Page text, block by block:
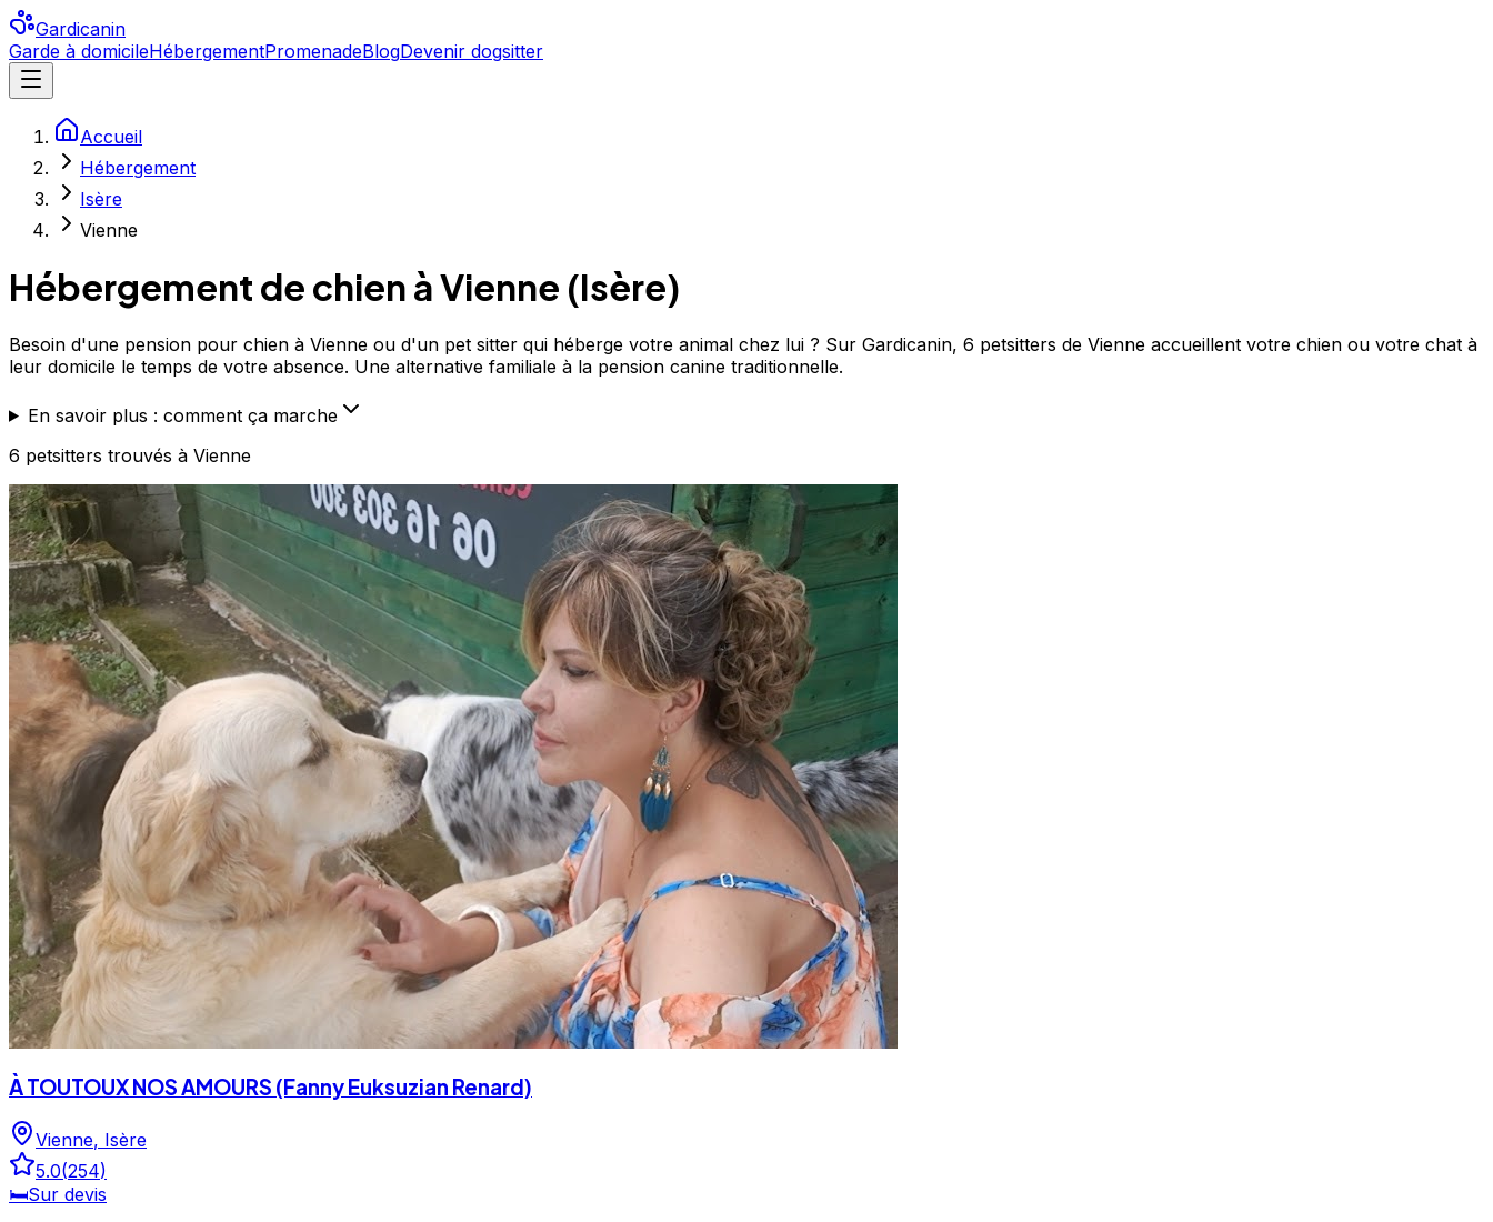
Gardicanin
Garde à domicileHébergementPromenadeBlogDevenir dogsitter
Accueil
Hébergement
Isère
Vienne
Hébergement de chien àVienne (Isère)
Besoin d'une pension pour chien à Vienne ou d'un pet sitter qui héberge votre animal chez lui ? Sur Gardicanin, 6 petsitters de Vienne accueillent votre chien ou votre chat à
leur domicile le temps de votre absence. Une alternative familiale à la pension canine traditionnelle.
En savoir plus : comment ça marche
6 petsitters trouvés à Vienne
À TOUTOUX NOS AMOURS (Fanny Euksuzian Renard)
Vienne, Isère
5.0(254)
🛏️Sur devis